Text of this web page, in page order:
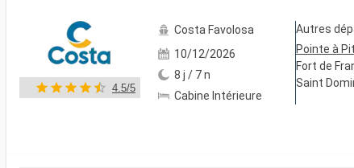
4.5/5
Costa Favolosa
10/12/2026
8 j / 7 n
Cabine Intérieure
Autres
Pointe à
Fort de
Saint